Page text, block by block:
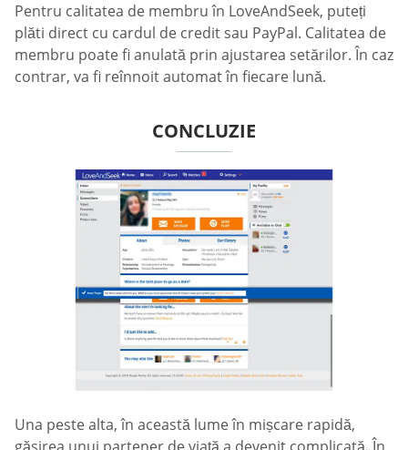
Pentru calitatea de membru în LoveAndSeek, puteți
plăti direct cu cardul de credit sau PayPal. Calitatea de
membru poate fi anulată prin ajustarea setărilor. În caz
contrar, va fi reînnoit automat în fiecare lună.
CONCLUZIE
Una peste alta, în această lume în mișcare rapidă,